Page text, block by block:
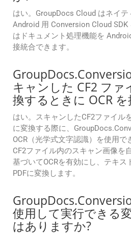
はい。GroupDocs Cloud はネイテ
Android 用 Conversion Cloud
はドキュメント処理機能を
接統合できます。
キャンした CF2 ファ
換するときに OCR
はい。スキャンしたCF2ファイル
に変換する際に、
OCR（光学式文字認識）を使用で
CF2ファイル内のスキャン画像を
基づいてOCRを有効にし、テキス
PDFに変換します。
使用して実行できる
はありますか?